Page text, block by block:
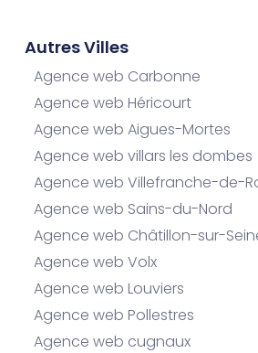
Autres Villes
Agence web Carbonne
Agence web Héricourt
Agence web Aigues-Mortes
Agence web villars les dombes
Agence web Villefranche-de-
Agence web Sains-du-Nord
Agence web Châtillon-sur-
Agence web Volx
Agence web Louviers
Agence web Pollestres
Agence web cugnaux